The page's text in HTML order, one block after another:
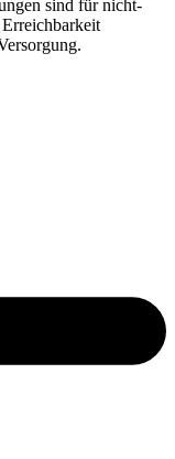
sind für nicht-